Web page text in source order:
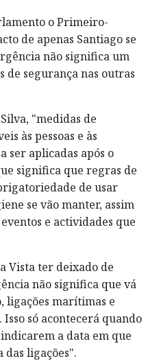
o Primeiro-
de apenas Santiago se
não significa um
de segurança nas outras
"medidas de
às pessoas e às
ser aplicadas após o
significa que regras de
de usar
se vão manter, assim
e actividades que
Vista ter deixado de
não significa que vá
ligações marítimas e
só acontecerá quando
a data em que
das ligações".